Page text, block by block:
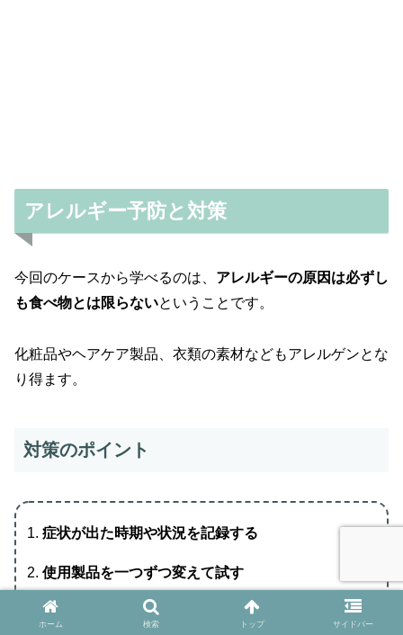
アレルギー予防と対策
今回のケースから学べるのは、 アレルギーの原因は必ずし
も食べ物とは限らないということです。
化粧品やヘアケア製品、衣類の素材などもアレルゲンとな
り得ます。
対策のポイント
症状が出た時期や状況を記録する
使用製品を一つずつ変えて試す
皮膚科やアレルギー科で検査を受ける
ホーム 検索 トップ サイドバー